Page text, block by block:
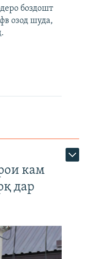
боздошт
озод шуда,
кам
дар